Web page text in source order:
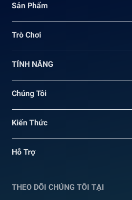
Sản Phẩm
Trò Chơi
TÍNH NĂNG
Chúng Tôi
Kiến Thức
Hỗ Trợ
THEO DÕI CHÚNG TÔI TẠI